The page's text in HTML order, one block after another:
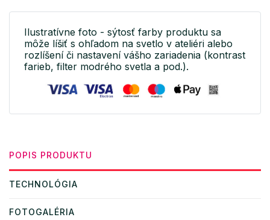
Ilustratívne foto - sýtosť farby produktu sa
môže líšiť s ohľadom na svetlo v ateliéri alebo
rozlíšení či nastavení vášho zariadenia (kontrast
farieb, filter modrého svetla a pod.).
POPIS PRODUKTU
TECHNOLÓGIA
FOTOGALÉRIA